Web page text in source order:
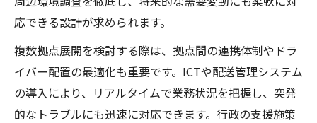
応できる設計が求められます。
複数拠点展開を検討する際は、拠点間の連携体制やドラ
イバー配置の最適化も重要です。ICTや配送管理システム
の導入により、リアルタイムで業務状況を把握し、突発
的なトラブルにも迅速に対応できます。行政の支援施策